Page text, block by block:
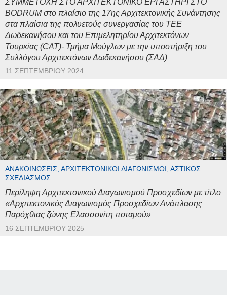
BODRUM στο πλαίσιο της 17ης Αρχιτεκτονικής Συνάντησης
στα πλαίσια της πολυετούς συνεργασίας του ΤΕΕ
Δωδεκανήσου και του Επιμελητηρίου Αρχιτεκτόνων
Τουρκίας (CAT)- Τμήμα Μούγλων με την υποστήριξη του
Συλλόγου Αρχιτεκτόνων Δωδεκανήσου (ΣΑΔ)
11 ΣΕΠΤΕΜΒΡΊΟΥ 2024
ΑΝΑΚΟΙΝΏΣΕΙΣ, ΑΡΧΙΤΕΚΤΟΝΙΚΟΊ ΔΙΑΓΩΝΙΣΜΟΊ, ΑΣΤΙΚΌΣ
ΣΧΕΔΙΑΣΜΌΣ
Περίληψη Αρχιτεκτονικού Διαγωνισμού Προσχεδίων με τίτλο
«Αρχιτεκτονικός Διαγωνισμός Προσχεδίων Ανάπλασης
Παρόχθιας ζώνης Ελασσονίτη ποταμού»
16 ΣΕΠΤΕΜΒΡΊΟΥ 2025